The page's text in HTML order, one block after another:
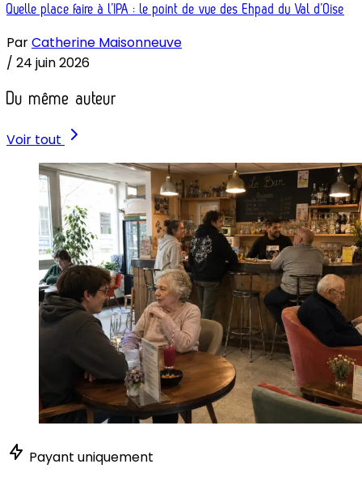
Quelle place faire à l’IPA : le point de vue des Ehpad du Val d’Oise
ParCatherine Maisonneuve
/ 24 juin 2026
Du même auteur
Voir tout
Payant uniquement